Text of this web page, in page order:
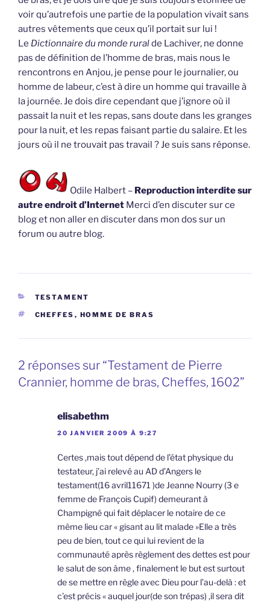
voir qu’autrefois une partie de la population vivait sans
autres vêtements que ceux qu’il portait sur lui !
Le Dictionnaire du monde ruralde Lachiver, ne donne
pas de définition de l’homme de bras, mais nous le
rencontrons en Anjou, je pense pour le journalier, ou
homme de labeur, c’est à dire un homme qui travaille à
la journée. Je dois dire cependant que j’ignore où il
passait la nuit et les repas, sans doute dans les granges
pour la nuit, et les repas faisant partie du salaire. Et les
jours où il ne trouvait pas travail ? Je suis sans réponse.
Odile Halbert – Reproduction interdite sur
autre endroit d’Internet Merci d’en discuter sur ce
blog et non aller en discuter dans mon dos sur un
forum ou autre blog.
CATÉGORIES
TESTAMENT
ÉTIQUETTES
CHEFFES , HOMME DE BRAS
2 réponses sur “Testament de Pierre
Crannier, homme de bras, Cheffes, 1602”
elisabethm
20 JANVIER 2009 À 9:27
Certes ,mais tout dépend de l’état physique du
testateur, j’ai relevé au AD d’Angers le
testament(16 avril11671 )de Jeanne Nourry (3 e
femme de François Cupif) demeurant à
Champigné qui fait déplacer le notaire de ce
même lieu car « gisant au lit malade »Elle a très
peu de bien, tout ce qui lui revient de la
communauté après règlement des dettes est pour
le salut de son âme , finalement le but est surtout
de se mettre en règle avec Dieu pour l’au-delà : et
c’est précis « auquel jour(de son trépas) ,il sera dit